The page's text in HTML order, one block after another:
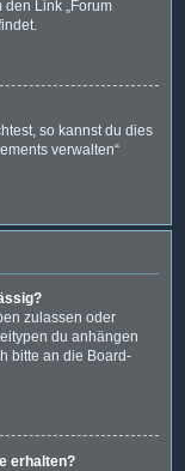
Link „Forum
so kannst du dies
verwalten“
zulassen oder
du anhängen
bitte an die Board-
erhalten?